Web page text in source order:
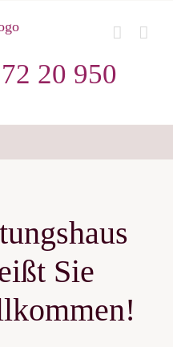
20 950
Sie